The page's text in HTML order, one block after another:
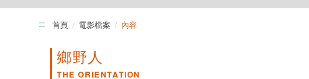
::: 首頁 電影檔案 內容
鄉野人
THE ORIENTATION